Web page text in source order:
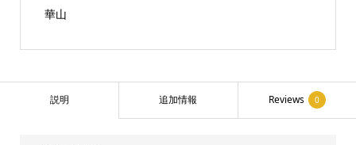
タ
華山
説明 追加情報 Reviews 0